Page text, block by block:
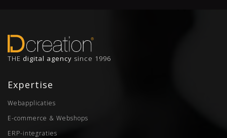
THE digital agency since 1996
Expertise
Webapplicaties
E-commerce & Webshops
ERP-integraties